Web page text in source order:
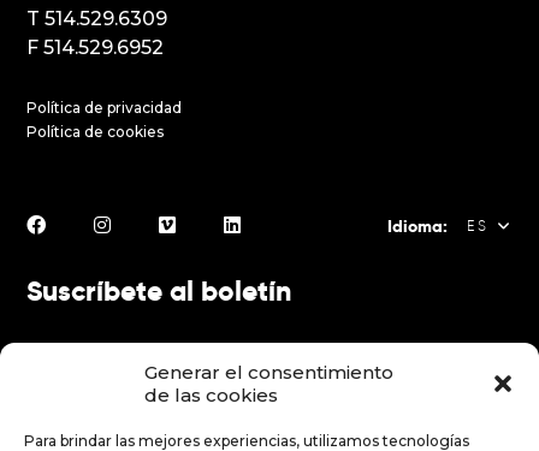
Generar el consentimiento
de las cookies
Para brindar las mejores experiencias, utilizamos tecnologías
T 514.529.6309
F 514.529.6952
Política de privacidad
Política de cookies
Idioma: ES
EN
ES
Suscríbete al boletín